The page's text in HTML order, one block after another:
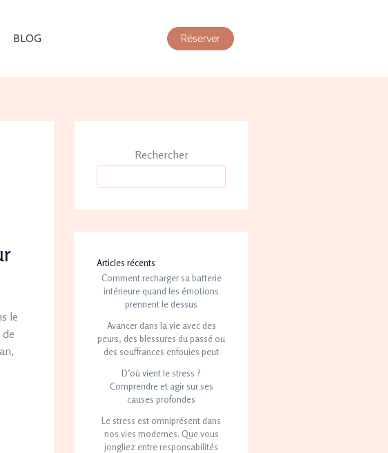
BLOG Réserver
le
Rechercher
Articles récents
Comment recharger sa batterie
intérieure quand les émotions
prennent le dessus
Avancer dans la vie avec des
peurs, des blessures du passé ou
des souffrances enfouies peut
D’où vient le stress ?
Comprendre et agir sur ses
causes profondes
Le stress est omniprésent dans
nos vies modernes. Que vous
jongliez entre responsabilités